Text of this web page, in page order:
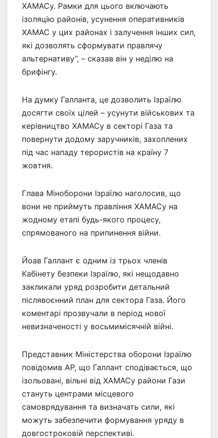
ХАМАСу. Рамки для цього включають
ізоляцію районів, усунення оперативників
ХАМАС у цих районах і залучення інших сил,
які дозволять сформувати правлячу
альтернативу”, – сказав він у неділю на
брифінгу.
На думку Галланта, це дозволить Ізраїлю
досягти своїх цілей – усунути військових та
керівництво ХАМАСу в секторі Газа та
повернути додому заручників, захоплених
під час нападу терористів на країну 7
жовтня.
Глава Міноборони Ізраїлю наголосив, що
вони не приймуть правління ХАМАСу на
жодному етапі будь-якого процесу,
спрямованого на припинення війни.
Йоав Галлант є одним із трьох членів
Кабінету безпеки Ізраїлю, які нещодавно
закликали уряд розробити детальний
післявоєнний план для сектора Газа. Його
коментарі прозвучали в період нової
невизначеності у восьмимісячній війні.
Представник Міністерства оборони Ізраїлю
повідомив AP, що Галлант сподівається, що
ізольовані, вільні від ХАМАСу райони Гази
стануть центрами місцевого
самоврядування та визначать сили, які
можуть забезпечити формування уряду в
довгостроковій перспективі.